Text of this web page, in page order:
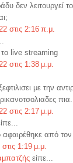
δεν λειτουργεί
στις 2:16 π.μ.
το live streaming
στις 1:38 μ.μ.
με την
στις 2:17 μ.μ.
αφαιρέθηκε από
1:19 μ.μ.
είπε...